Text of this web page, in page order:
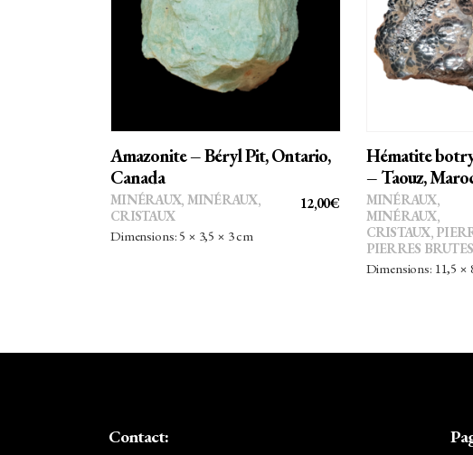
AJOUTER AU PANIER
Amazonite – Béryl Pit, Ontario,
Canada
12,00€
MINÉRAUX, MINÉRAUX,
CRISTAUX
Dimensions: 5 × 3,5 × 3 cm
Hématite
– Taouz,
MINÉRAUX,
MINÉRAUX,
CRISTAUX,
PIERRES BRUTES
Dimensions: 11,5 ×
Contact: